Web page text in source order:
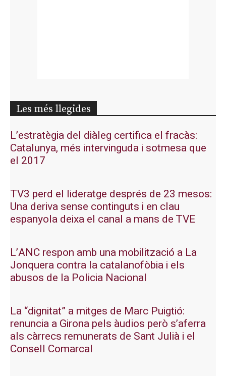
Les més llegides
L’estratègia del diàleg certifica el fracàs:
Catalunya, més intervinguda i sotmesa que
el 2017
TV3 perd el lideratge després de 23 mesos:
Una deriva sense continguts i en clau
espanyola deixa el canal a mans de TVE
L’ANC respon amb una mobilització a La
Jonquera contra la catalanofòbia i els
abusos de la Policia Nacional
La “dignitat” a mitges de Marc Puigtió:
renuncia a Girona pels àudios però s’aferra
als càrrecs remunerats de Sant Julià i el
Consell Comarcal